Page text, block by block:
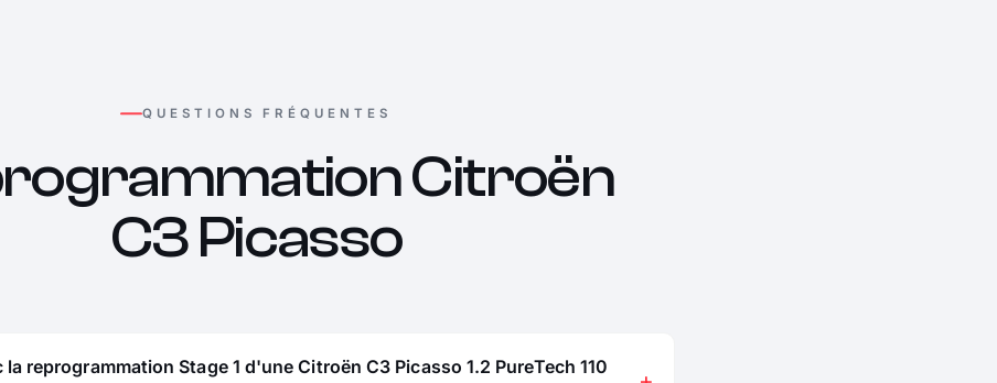
QUESTIONS FRÉQUENTES
Citroën
C3 Picasso
reprogrammation Stage 1 d'une Citroën C3 Picasso 1.2 PureTech 110